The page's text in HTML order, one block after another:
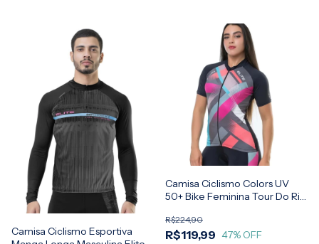
Camisa Ciclismo Esportiva
Camisa Ciclismo Colors UV
50+ Bike Feminina Tour Do Rio
R$119,99
R$224,90
47% OFF